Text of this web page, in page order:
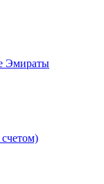
Эмираты